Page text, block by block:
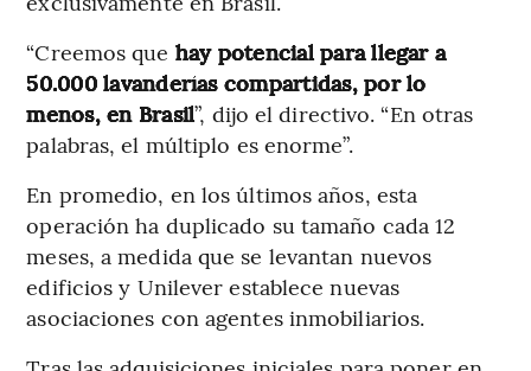
“Creemos que hay potencial para llegar a
50.000 lavanderías compartidas, por lo
menos, en Brasil”, dijo el directivo. “En otras
palabras, el múltiplo es enorme”.
En promedio, en los últimos años, esta
operación ha duplicado su tamaño cada 12
meses, a medida que se levantan nuevos
edificios y Unilever establece nuevas
asociaciones con agentes inmobiliarios.